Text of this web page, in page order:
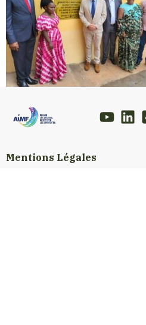
Mentions Légales